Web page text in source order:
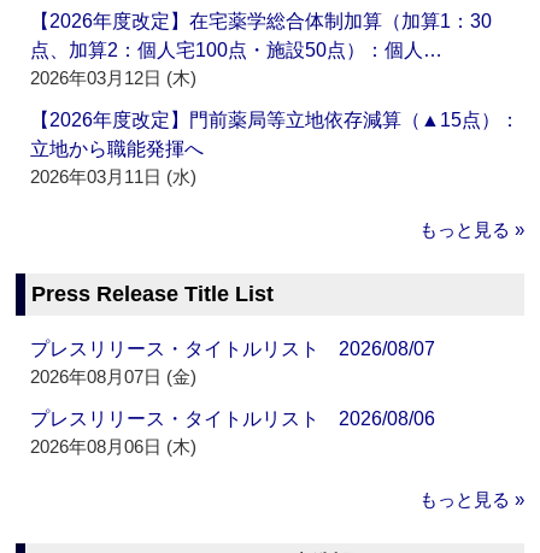
【2026年度改定】在宅薬学総合体制加算（加算1：30
点、加算2：個人宅100点・施設50点）：個人…
2026年03月12日 (木)
【2026年度改定】門前薬局等立地依存減算（▲15点）：
立地から職能発揮へ
2026年03月11日 (水)
もっと見る »
Press Release Title List
プレスリリース・タイトルリスト 2026/08/07
2026年08月07日 (金)
プレスリリース・タイトルリスト 2026/08/06
2026年08月06日 (木)
もっと見る »